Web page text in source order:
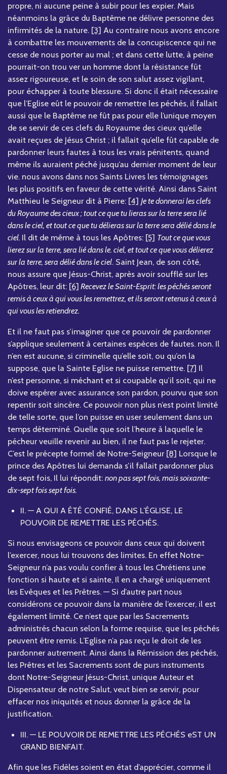
propre, ni aucune peine à subir pour les expier. Mais
néanmoins la grâce du Baptême ne délivre personne des
infirmités de la nature. [3] Au contraire nous avons encore
à combattre les mouvements de la concupiscence qui ne
cesse de nous porter au mal ; et dans cette lutte, à peine
pourrait-on trou ver un homme dont la résistance fût
assez rigoureuse, et le soin de son salut assez vigilant,
pour échapper à toute blessure. Si donc il était nécessaire
que l’Eglise eût le pouvoir de remettre les péchés, il fallait
aussi que le Baptême ne fût pas pour elle l’unique moyen
de se servir de ces clefs du Royaume des cieux qu’elle
avait reçues de Jésus Christ ; il fallait qu’elle fût capable de
pardonner leurs fautes à tous les vrais pénitents, quand
même ils auraient péché jusqu’au dernier moment de leur
vie. nous avons dans nos Saints Livres les témoignages
les plus positifs en faveur de cette vérité. Ainsi dans Saint
Matthieu le Seigneur dit à Pierre: [4] Je te donnerai les clefs
du Royaume des cieux ; tout ce que tu lieras sur la terre sera lié
dans le ciel, et tout ce que tu délieras sur la terre sera délié dans le
ciel. Il dit de même à tous les Apôtres: [5] Tout ce que vous
lierez sur la terre, sera lié dans le. ciel, et tout ce que vous délierez
sur la terre, sera délié dans le ciel. Saint Jean, de son côté,
nous assure que Jésus-Christ, après avoir soufflé sur les
Apôtres, leur dit: [6] Recevez le Saint-Esprit: les péchés seront
remis à ceux à qui vous les remettrez, et ils seront retenus à ceux à
qui vous les retiendrez.
Et il ne faut pas s’imaginer que ce pouvoir de pardonner
s’applique seulement à certaines espèces de fautes. non. Il
n’en est aucune, si criminelle qu’elle soit, ou qu’on la
suppose, que la Sainte Eglise ne puisse remettre. [7] Il
n’est personne, si méchant et si coupable qu’il soit, qui ne
doive espérer avec assurance son pardon, pourvu que son
repentir soit sincère. Ce pouvoir non plus n’est point limité
de telle sorte, que l’on puisse en user seulement dans un
temps déterminé. Quelle que soit l’heure à laquelle le
pécheur veuille revenir au bien, il ne faut pas le rejeter.
C’est le précepte formel de Notre-Seigneur [8] Lorsque le
prince des Apôtres lui demanda s’il fallait pardonner plus
de sept fois, Il lui répondit: non pas sept fois, mais soixante-
dix-sept fois sept fois.
II. — A QUI A ÉTÉ CONFIÉ, DANS L’ÉGLISE, LE
POUVOIR DE REMETTRE LES PÉCHÉS.
Si nous envisageons ce pouvoir dans ceux qui doivent
l’exercer, nous lui trouvons des limites. En effet Notre-
Seigneur n’a pas voulu confier à tous les Chrétiens une
fonction si haute et si sainte, Il en a chargé uniquement
les Evêques et les Prêtres. — Si d’autre part nous
considérons ce pouvoir dans la manière de l’exercer, il est
également limité. Ce n’est que par les Sacrements
administrés chacun selon la forme requise, que les péchés
peuvent être remis. L’Eglise n’a pas reçu le droit de les
pardonner autrement. Ainsi dans la Rémission des péchés,
les Prêtres et les Sacrements sont de purs instruments
dont Notre-Seigneur Jésus-Christ, unique Auteur et
Dispensateur de notre Salut, veut bien se servir, pour
effacer nos iniquités et nous donner la grâce de la
justification.
III. — LE POUVOIR DE REMETTRE LES PÉCHÉS eST UN
GRAND BIENFAIT.
Afin que les Fidèles soient en état d’apprécier, comme il